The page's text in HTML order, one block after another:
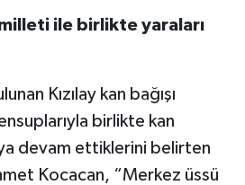
ile birlikte yaraları
Kızılay kan bağışı
birlikte kan
devam ettiklerini belirten
Kocacan, “Merkez üssü